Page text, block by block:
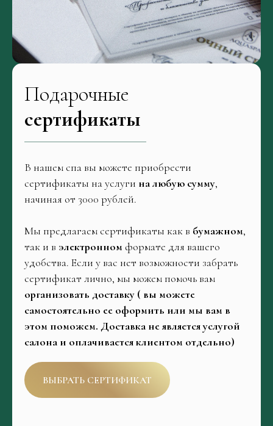
Подарочные
сертификаты
В нашем спа вы можете приобрести
сертификаты на услуги на любую сумму,
начиная от 3000 рублей.
Мы предлагаем сертификаты как в бумажном,
так и в электронном формате для вашего
удобства. Если у вас нет возможности забрать
сертификат лично, мы можем помочь вам
организовать доставку ( вы можете
самостоятельно ее оформить или мы вам в
этом поможем. Доставка не является услугой
салона и оплачивается клиентом отдельно)
ВЫБРАТЬ СЕРТИФИКАТ